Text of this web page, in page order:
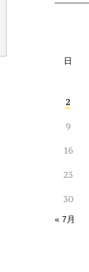
日
2
9
16
23
30
« 7月